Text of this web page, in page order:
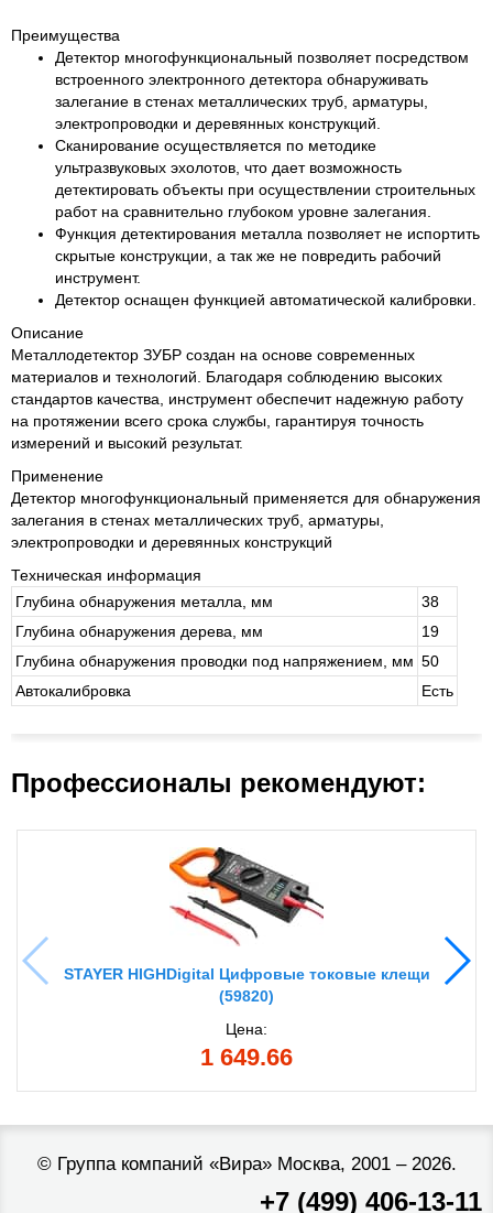
Преимущества
Детектор многофункциональный позволяет посредством
встроенного электронного детектора обнаруживать
залегание в стенах металлических труб, арматуры,
электропроводки и деревянных конструкций.
Сканирование осуществляется по методике
ультразвуковых эхолотов, что дает возможность
детектировать объекты при осуществлении строительных
работ на сравнительно глубоком уровне залегания.
Функция детектирования металла позволяет не испортить
скрытые конструкции, а так же не повредить рабочий
инструмент.
Детектор оснащен функцией автоматической калибровки.
Описание
Металлодетектор ЗУБР создан на основе современных
материалов и технологий. Благодаря соблюдению высоких
стандартов качества, инструмент обеспечит надежную работу
на протяжении всего срока службы, гарантируя точность
измерений и высокий результат.
Применение
Детектор многофункциональный применяется для обнаружения
залегания в стенах металлических труб, арматуры,
электропроводки и деревянных конструкций
Техническая информация
Глубина обнаружения металла, мм
38
Глубина обнаружения дерева, мм
19
Глубина обнаружения проводки под напряжением, мм 50
Автокалибровка
Есть
Профессионалы рекомендуют:
STAYER HIGHDigital Цифровые токовые клещи
(59820)
Цена:
1 649.66
© Группа компаний «Вира»Москва, 2001 – 2026.
+7 (499) 406-13-11